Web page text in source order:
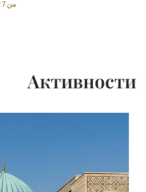
من 7 001.18INR
Активности